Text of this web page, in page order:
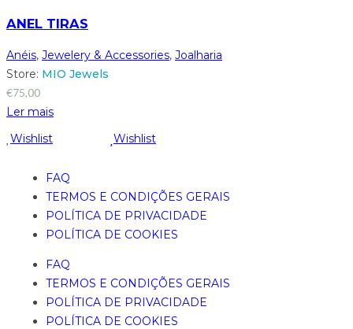
ANEL TIRAS
Anéis, Jewelery & Accessories, Joalharia
Store: MIO Jewels
€75,00
Ler mais
Wishlist
Wishlist
FAQ
TERMOS E CONDIÇÕES GERAIS
POLÍTICA DE PRIVACIDADE
POLÍTICA DE COOKIES
FAQ
TERMOS E CONDIÇÕES GERAIS
POLÍTICA DE PRIVACIDADE
POLÍTICA DE COOKIES